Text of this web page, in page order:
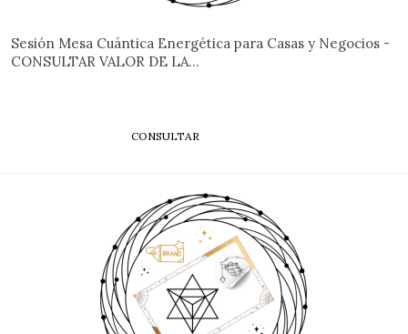
Sesión Mesa Cuántica Energética para Casas y Negocios -
CONSULTAR VALOR DE LA...
CONSULTAR